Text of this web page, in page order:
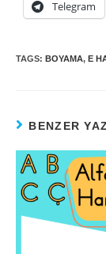
Telegram
TAGS: BOYAMA, E
BENZER